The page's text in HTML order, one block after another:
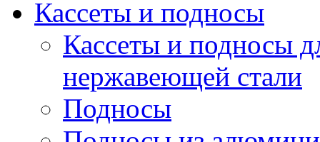
Кассеты и подносы
Кассеты и подносы
нержавеющей стали
Подносы